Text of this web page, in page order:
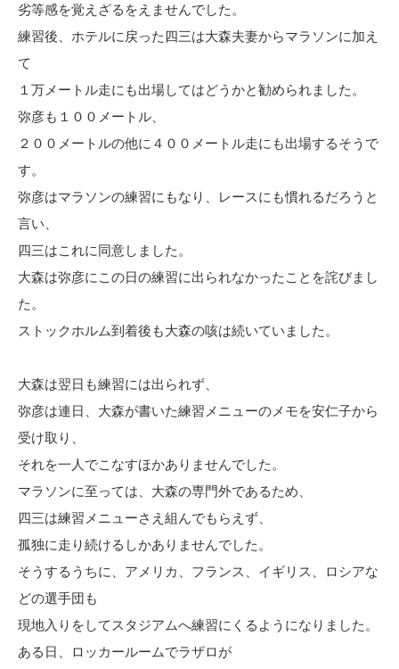
劣等感を覚えざるをえませんでした。
練習後、ホテルに戻った四三は大森夫妻からマラソンに加え
て
１万メートル走にも出場してはどうかと勧められました。
弥彦も１００メートル、
２００メートルの他に４００メートル走にも出場するそうで
す。
弥彦はマラソンの練習にもなり、レースにも慣れるだろうと
言い、
四三はこれに同意しました。
大森は弥彦にこの日の練習に出られなかったことを詫びまし
た。
ストックホルム到着後も大森の咳は続いていました。
大森は翌日も練習には出られず、
弥彦は連日、大森が書いた練習メニューのメモを安仁子から
受け取り、
それを一人でこなすほかありませんでした。
マラソンに至っては、大森の専門外であるため、
四三は練習メニューさえ組んでもらえず、
孤独に走り続けるしかありませんでした。
そうするうちに、アメリカ、フランス、イギリス、ロシアな
どの選手団も
現地入りをしてスタジアムへ練習にくるようになりました。
ある日、ロッカールームでラザロが